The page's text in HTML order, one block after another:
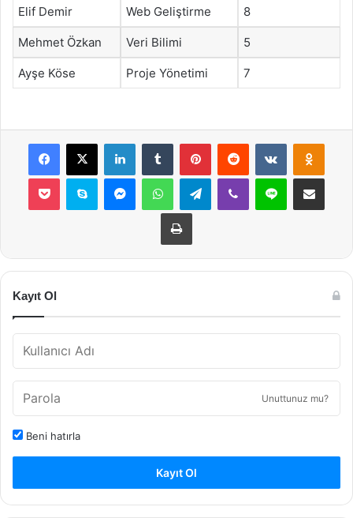
Elif Demir Web Geliştirme 8
Mehmet Özkan Veri Bilimi 5
Ayşe Köse Proje Yönetimi 7
Facebook
X LinkedInTumblr PinterestReddit VKontakte
Pocket Skype MessengerWhatsAppTelegramViber Line E-Posta ile
Yazdır
Kayıt Ol
Unuttunuz mu?
Beni hatırla
Kayıt Ol